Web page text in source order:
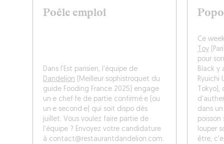
Poêle emploi
Dans l’Est parisien, l'équipe de
Dandelion (Meilleur sophistroquet du
guide Fooding France 2025) engage
un·e chef·fe de partie confirmé·e (ou
un·e second·e) qui soit dispo dès
juillet. Vous voulez faire partie de
l'équipe ? Envoyez votre candidature
à contact@restaurantdandelion.com.
Ce
Toy
pour
Black y
Ryuichi
Tokyo),
dans
poisson
louper
être,